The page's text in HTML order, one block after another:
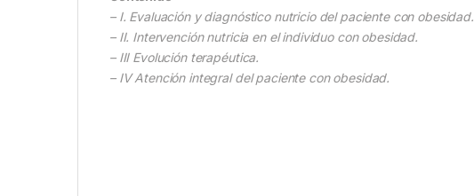
– I. Evaluación y diagnóstico nutricio del paciente con obesidad.
– II. Intervención nutricia en el individuo con obesidad.
– III Evolución terapéutica.
– IV Atención integral del paciente con obesidad.